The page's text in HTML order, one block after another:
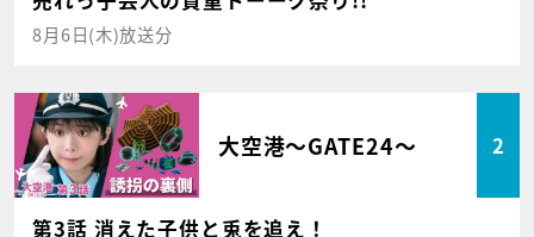
8月6日(木)放送分
大空港～GATE24～ 2
第3話 消えた子供と兎を追え！